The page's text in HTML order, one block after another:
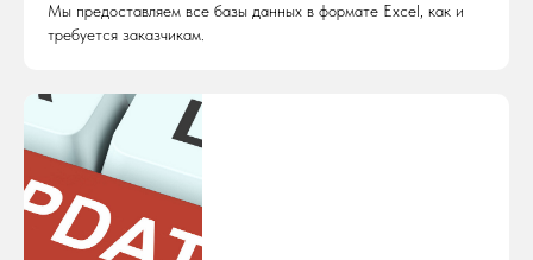
Мы предоставляем все базы данных в формате Excel, как и
требуется заказчикам.